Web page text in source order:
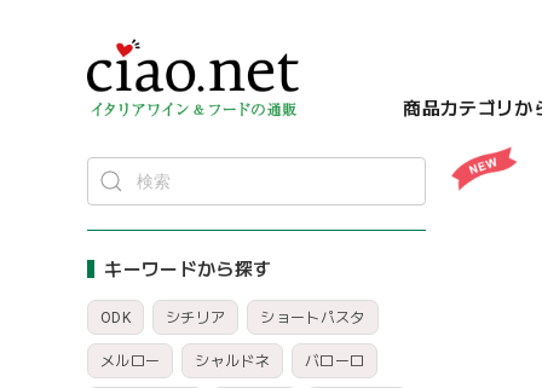
商品カテゴリか
キーワードから探す
ODK シチリア ショートパスタ
メルロー シャルドネ バローロ